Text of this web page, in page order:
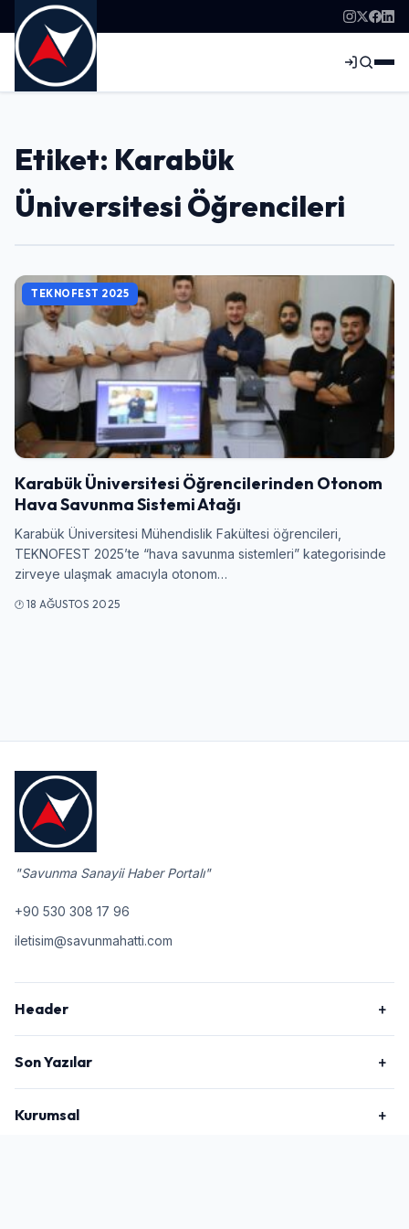
Etiket: Karabük
Üniversitesi Öğrencileri
TEKNOFEST 2025
Karabük Üniversitesi Öğrencilerinden Otonom
Hava Savunma Sistemi Atağı
Karabük Üniversitesi Mühendislik Fakültesi öğrencileri,
TEKNOFEST 2025’te “hava savunma sistemleri” kategorisinde
zirveye ulaşmak amacıyla otonom…
18 AĞUSTOS 2025
"Savunma Sanayii Haber Portalı"
+90 530 308 17 96
iletisim@savunmahatti.com
Header
Son Yazılar
Kurumsal
Giriş Yap
Kullanıcı Adı veya E-posta
Şifre